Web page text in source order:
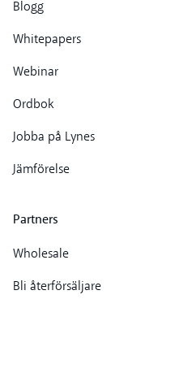
Blogg
Whitepapers
Webinar
Ordbok
Jobba på Lynes
Jämförelse
Partners
Wholesale
Bli återförsäljare